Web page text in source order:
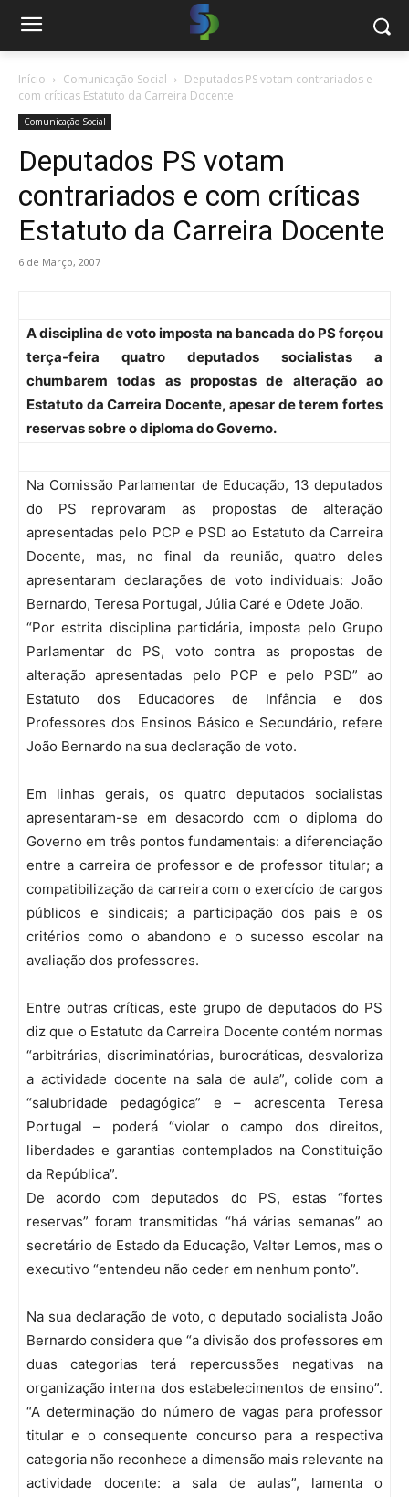
Início Comunicação Social
Deputados PS votam contrariados e
com críticas Estatuto da Carreira Docente
Comunicação Social
Deputados PS votam
contrariados e com críticas
Estatuto da Carreira Docente
6 de Março, 2007
A disciplina de voto imposta na bancada do PS forçou
terça-feira quatro deputados socialistas a
chumbarem todas as propostas de alteração ao
Estatuto da Carreira Docente, apesar de terem fortes
reservas sobre o diploma do Governo.
Na Comissão Parlamentar de Educação, 13 deputados
do PS reprovaram as propostas de alteração
apresentadas pelo PCP e PSD ao Estatuto da Carreira
Docente, mas, no final da reunião, quatro deles
apresentaram declarações de voto individuais: João
Bernardo, Teresa Portugal, Júlia Caré e Odete João.
“Por estrita disciplina partidária, imposta pelo Grupo
Parlamentar do PS, voto contra as propostas de
alteração apresentadas pelo PCP e pelo PSD” ao
Estatuto dos Educadores de Infância e dos
Professores dos Ensinos Básico e Secundário, refere
João Bernardo na sua declaração de voto.
Em linhas gerais, os quatro deputados socialistas
apresentaram-se em desacordo com o diploma do
Governo em três pontos fundamentais: a diferenciação
entre a carreira de professor e de professor titular; a
compatibilização da carreira com o exercício de cargos
públicos e sindicais; a participação dos pais e os
critérios como o abandono e o sucesso escolar na
avaliação dos professores.
Entre outras críticas, este grupo de deputados do PS
diz que o Estatuto da Carreira Docente contém normas
“arbitrárias, discriminatórias, burocráticas, desvaloriza
a actividade docente na sala de aula”, colide com a
“salubridade pedagógica” e – acrescenta Teresa
Portugal – poderá “violar o campo dos direitos,
liberdades e garantias contemplados na Constituição
da República”.
De acordo com deputados do PS, estas “fortes
reservas” foram transmitidas “há várias semanas” ao
secretário de Estado da Educação, Valter Lemos, mas o
executivo “entendeu não ceder em nenhum ponto”.
Na sua declaração de voto, o deputado socialista João
Bernardo considera que “a divisão dos professores em
duas categorias terá repercussões negativas na
organização interna dos estabelecimentos de ensino”.
“A determinação do número de vagas para professor
titular e o consequente concurso para a respectiva
categoria não reconhece a dimensão mais relevante na
actividade docente: a sala de aulas”, lamenta o